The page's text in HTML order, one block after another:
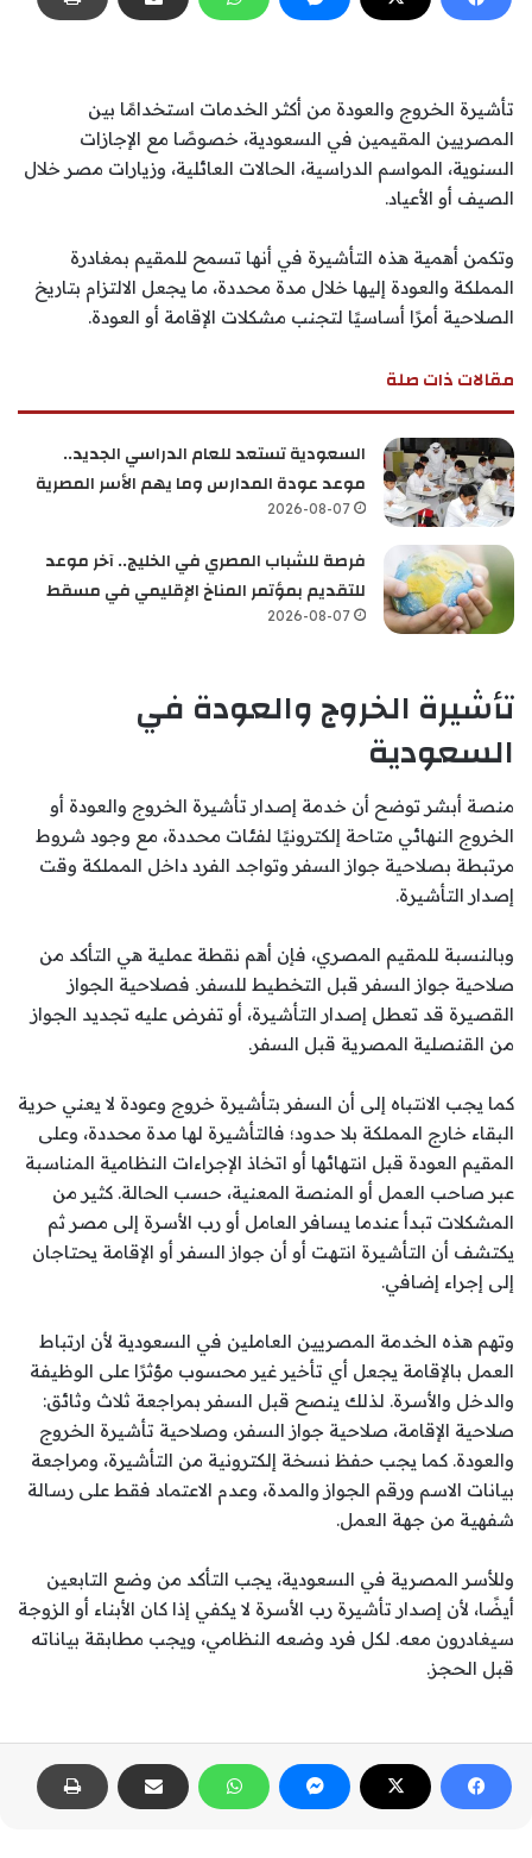
تأشيرة الخروج والعودة من أكثر الخدمات استخدامًا بين
المصريين المقيمين في السعودية، خصوصًا مع الإجازات
السنوية، المواسم الدراسية، الحالات العائلية، وزيارات مصر خلال
الصيف أو الأعياد.
وتكمن أهمية هذه التأشيرة في أنها تسمح للمقيم بمغادرة
المملكة والعودة إليها خلال مدة محددة، ما يجعل الالتزام بتاريخ
الصلاحية أمرًا أساسيًا لتجنب مشكلات الإقامة أو العودة.
مقالات ذات صلة
السعودية تستعد للعام الدراسي الجديد..
موعد عودة المدارس وما يهم الأسر المصرية
2026-08-07
فرصة للشباب المصري في الخليج.. آخر موعد
للتقديم بمؤتمر المناخ الإقليمي في مسقط
2026-08-07
تأشيرة الخروج والعودة في
السعودية
منصة أبشر توضح أن خدمة إصدار تأشيرة الخروج والعودة أو
الخروج النهائي متاحة إلكترونيًا لفئات محددة، مع وجود شروط
مرتبطة بصلاحية جواز السفر وتواجد الفرد داخل المملكة وقت
إصدار التأشيرة.
وبالنسبة للمقيم المصري، فإن أهم نقطة عملية هي التأكد من
صلاحية جواز السفر قبل التخطيط للسفر. فصلاحية الجواز
القصيرة قد تعطل إصدار التأشيرة، أو تفرض عليه تجديد الجواز
من القنصلية المصرية قبل السفر.
كما يجب الانتباه إلى أن السفر بتأشيرة خروج وعودة لا يعني حرية
البقاء خارج المملكة بلا حدود؛ فالتأشيرة لها مدة محددة، وعلى
المقيم العودة قبل انتهائها أو اتخاذ الإجراءات النظامية المناسبة
عبر صاحب العمل أو المنصة المعنية، حسب الحالة. كثير من
المشكلات تبدأ عندما يسافر العامل أو رب الأسرة إلى مصر ثم
يكتشف أن التأشيرة انتهت أو أن جواز السفر أو الإقامة يحتاجان
إلى إجراء إضافي.
وتهم هذه الخدمة المصريين العاملين في السعودية لأن ارتباط
العمل بالإقامة يجعل أي تأخير غير محسوب مؤثرًا على الوظيفة
والدخل والأسرة. لذلك ينصح قبل السفر بمراجعة ثلاث وثائق:
صلاحية الإقامة، صلاحية جواز السفر، وصلاحية تأشيرة الخروج
والعودة. كما يجب حفظ نسخة إلكترونية من التأشيرة، ومراجعة
بيانات الاسم ورقم الجواز والمدة، وعدم الاعتماد فقط على رسالة
شفهية من جهة العمل.
وللأسر المصرية في السعودية، يجب التأكد من وضع التابعين
أيضًا، لأن إصدار تأشيرة رب الأسرة لا يكفي إذا كان الأبناء أو الزوجة
سيغادرون معه. لكل فرد وضعه النظامي، ويجب مطابقة بياناته
قبل الحجز.